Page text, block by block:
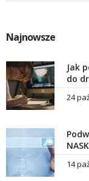
Najnowsze
Jak
do
24
NASK
14